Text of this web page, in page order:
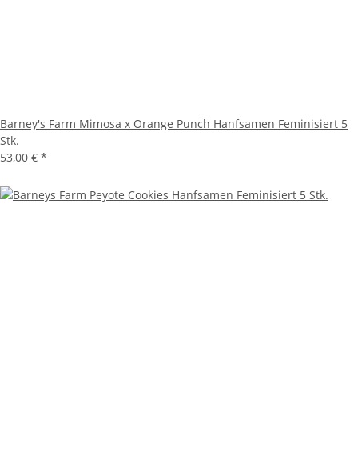
Barney's Farm Mimosa x Orange Punch Hanfsamen Feminisiert 5
Stk.
53,00 € *